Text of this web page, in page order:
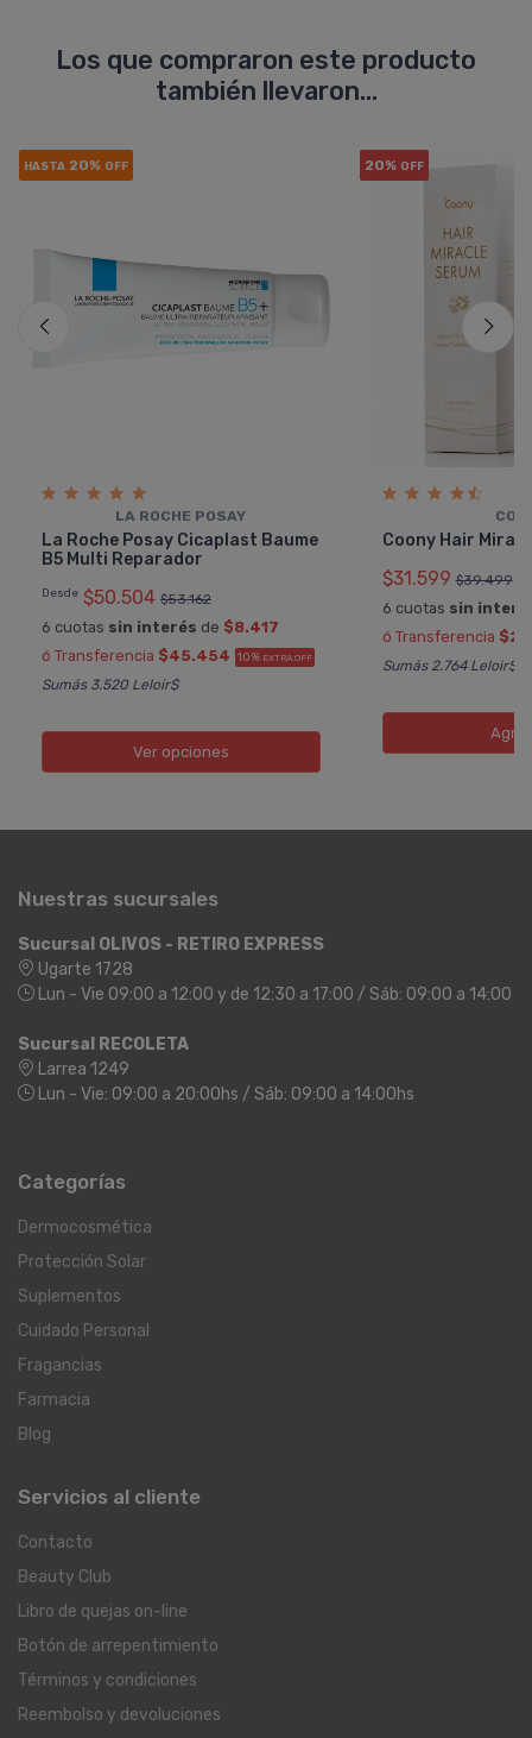
Los que compraron este producto
también llevaron...
HASTA20% OFF
LA ROCHE POSAY
La Roche Posay Cicaplast Baume
B5 Multi Reparador
Desde $50.504 $53.162
6 cuotas sin interés de $8.417
ó Transferencia $45.454 10% EXTRA OFF
Sumás 3.520 Leloir$
Ver opciones
20% OFF
Coony Hair
$31.599 $39.499
6 cuotas sin
ó Transferencia
Sumás 2.764 Leloir$
Nuestras sucursales
Sucursal OLIVOS - RETIRO EXPRESS
Ugarte 1728
Lun - Vie 09:00 a 12:00 y de 12:30 a 17:00 / Sáb: 09:00 a 14:00
Sucursal RECOLETA
Larrea 1249
Lun - Vie: 09:00 a 20:00hs / Sáb: 09:00 a 14:00hs
Categorías
Dermocosmética
Protección Solar
Suplementos
Cuidado Personal
Fragancias
Farmacia
Blog
Servicios al cliente
Contacto
Beauty Club
Libro de quejas on-line
Botón de arrepentimiento
Términos y condiciones
Reembolso y devoluciones